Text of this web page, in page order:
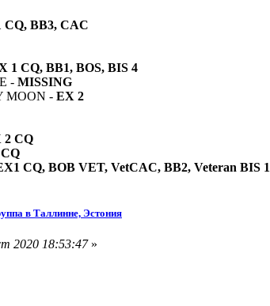
CQ, BB3, CAC
1 CQ, BB1, BOS, BIS 4
- MISSING
MOON - EX 2
2 CQ
CQ, BOB VET, VetCAC, BB2, Veteran BIS 1
в Таллинне, Эстония
2020 18:53:47»